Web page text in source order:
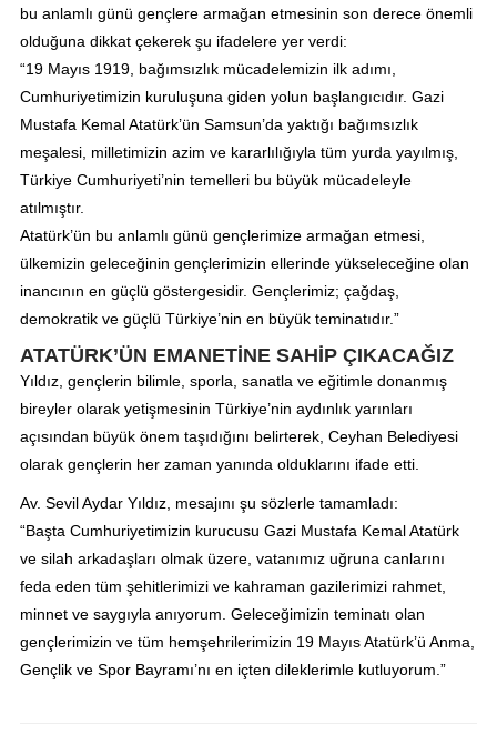
bu anlamlı günü gençlere armağan etmesinin son derece önemli
olduğuna dikkat çekerek şu ifadelere yer verdi:
“19 Mayıs 1919, bağımsızlık mücadelemizin ilk adımı,
Cumhuriyetimizin kuruluşuna giden yolun başlangıcıdır. Gazi
Mustafa Kemal Atatürk’ün Samsun’da yaktığı bağımsızlık
meşalesi, milletimizin azim ve kararlılığıyla tüm yurda yayılmış,
Türkiye Cumhuriyeti’nin temelleri bu büyük mücadeleyle
atılmıştır.
Atatürk’ün bu anlamlı günü gençlerimize armağan etmesi,
ülkemizin geleceğinin gençlerimizin ellerinde yükseleceğine olan
inancının en güçlü göstergesidir. Gençlerimiz; çağdaş,
demokratik ve güçlü Türkiye’nin en büyük teminatıdır.”
ATATÜRK’ÜN EMANETİNE SAHİP ÇIKACAĞIZ
Yıldız, gençlerin bilimle, sporla, sanatla ve eğitimle donanmış
bireyler olarak yetişmesinin Türkiye’nin aydınlık yarınları
açısından büyük önem taşıdığını belirterek, Ceyhan Belediyesi
olarak gençlerin her zaman yanında olduklarını ifade etti.
Av. Sevil Aydar Yıldız, mesajını şu sözlerle tamamladı:
“Başta Cumhuriyetimizin kurucusu Gazi Mustafa Kemal Atatürk
ve silah arkadaşları olmak üzere, vatanımız uğruna canlarını
feda eden tüm şehitlerimizi ve kahraman gazilerimizi rahmet,
minnet ve saygıyla anıyorum. Geleceğimizin teminatı olan
gençlerimizin ve tüm hemşehrilerimizin 19 Mayıs Atatürk’ü Anma,
Gençlik ve Spor Bayramı’nı en içten dileklerimle kutluyorum.”